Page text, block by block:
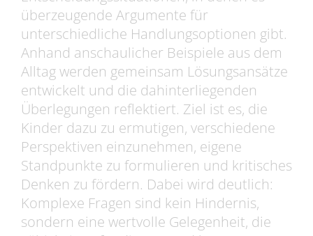
überzeugende Argumente für
unterschiedliche Handlungsoptionen gibt.
Anhand anschaulicher Beispiele aus dem
Alltag werden gemeinsam Lösungsansätze
entwickelt und die dahinterliegenden
Überlegungen reflektiert. Ziel ist es, die
Kinder dazu zu ermutigen, verschiedene
Perspektiven einzunehmen, eigene
Standpunkte zu formulieren und kritisches
Denken zu fördern. Dabei wird deutlich:
Komplexe Fragen sind kein Hindernis,
sondern eine wertvolle Gelegenheit, die